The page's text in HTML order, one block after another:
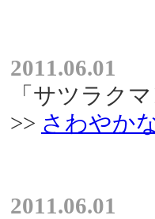
2011.06.01
「サツラク
>> さわやか
2011.06.01